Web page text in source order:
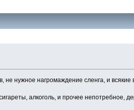
нужное нагромаждение сленга, и всякие
алкоголь, и прочее непотребное,